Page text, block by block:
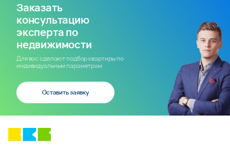
Заказать
консультацию
эксперта по
недвижимости
Для вас сделают подбор квартиры по
индивидуальным параметрам
Оставить заявку